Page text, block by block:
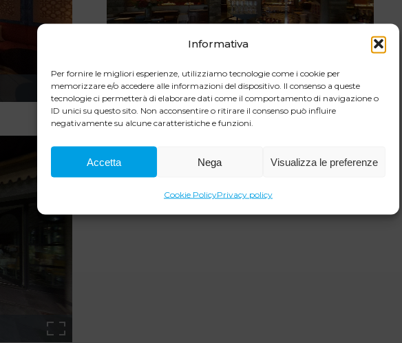
Informativa
Per fornire le migliori esperienze, utilizziamo tecnologie come i cookie per
memorizzare e/o accedere alle informazioni del dispositivo. Il consenso a queste
tecnologie ci permetterà di elaborare dati come il comportamento di navigazione o
ID unici su questo sito. Non acconsentire o ritirare il consenso può influire
negativamente su alcune caratteristiche e funzioni.
Accetta Nega Visualizza le preferenze
Cookie PolicyPrivacy policy